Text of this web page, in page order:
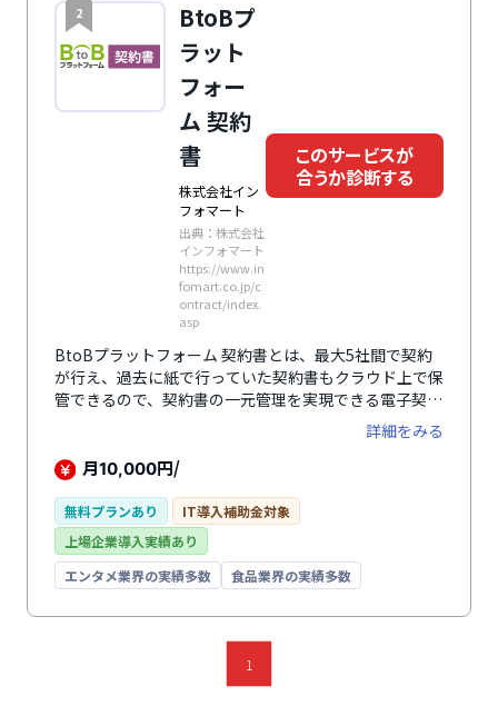
2
BtoBプ
ラット
フォー
ム 契約
書
株式会社イン
フォマート
出典：株式会社
インフォマート
https://www.in
fomart.co.jp/c
ontract/index.
asp
このサービスが
合うか診断する
BtoBプラットフォーム 契約書とは、最大5社間で契約
が行え、過去に紙で行っていた契約書もクラウド上で保
管できるので、契約書の一元管理を実現できる電子契約
システムです。締結中や期限切れなどの契約書の状況を
取引先別や契約種別、タグ別、期限別で簡単に管理する
ことができます。契約書の確認や承認はシステム内です
要がなく、インターネットが繋がる環境であればどこか
らでも操作が可能で、外出先や出張先でも業務を効率的
に行えます。また、ワークフロー機能による社内承認の
確認や参照者設定、権限の設定など内部統制の強化を図
電子契約を初めてでも導入しやすシステムです。
詳細をみる
月10,000円/
無料プランあり
IT導入補助金対象
上場企業導入実績あり
エンタメ業界の実績多数
食品業界の実績多数
1